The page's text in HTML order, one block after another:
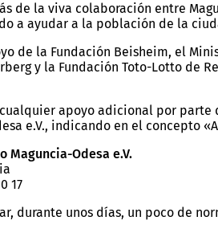
de la viva colaboración entre
a ayudar a la población de la
de la Fundación Beisheim, el
y la Fundación Toto-Lotto de
apoyo adicional por
e.V., indicando en el concepto
Maguncia-Odesa e.V.
17
durante unos días, un poco de